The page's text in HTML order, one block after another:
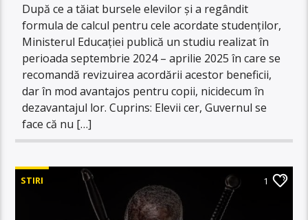
După ce a tăiat bursele elevilor și a regândit
formula de calcul pentru cele acordate studenților,
Ministerul Educației publică un studiu realizat în
perioada septembrie 2024 – aprilie 2025 în care se
recomandă revizuirea acordării acestor beneficii,
dar în mod avantajos pentru copii, nicidecum în
dezavantajul lor. Cuprins: Elevii cer, Guvernul se
face că nu […]
STIRI 1